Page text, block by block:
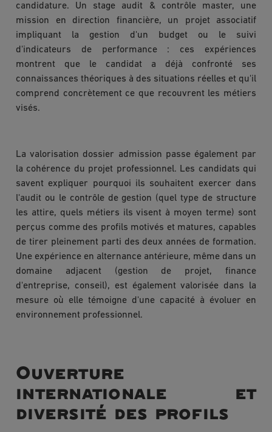
candidature. Un stage audit & contrôle master, une
mission en direction financière, un projet associatif
impliquant la gestion d'un budget ou le suivi
d'indicateurs de performance : ces expériences
montrent que le candidat a déjà confronté ses
connaissances théoriques à des situations réelles et qu'il
comprend concrètement ce que recouvrent les métiers
visés.
La valorisation dossier admission passe également par
la cohérence du projet professionnel. Les candidats qui
savent expliquer pourquoi ils souhaitent exercer dans
l'audit ou le contrôle de gestion (quel type de structure
les attire, quels métiers ils visent à moyen terme) sont
perçus comme des profils motivés et matures, capables
de tirer pleinement parti des deux années de formation.
Une expérience en alternance antérieure, même dans un
domaine adjacent (gestion de projet, finance
d'entreprise, conseil), est également valorisée dans la
mesure où elle témoigne d'une capacité à évoluer en
environnement professionnel.
Ouverture
internationale et
diversité des profils